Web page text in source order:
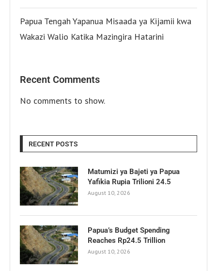
Papua Tengah Yapanua Misaada ya Kijamii kwa
Wakazi Walio Katika Mazingira Hatarini
Recent Comments
No comments to show.
RECENT POSTS
Matumizi ya Bajeti ya Papua
Yafikia Rupia Trilioni 24.5
August 10, 2026
Papua’s Budget Spending
Reaches Rp24.5 Trillion
August 10, 2026